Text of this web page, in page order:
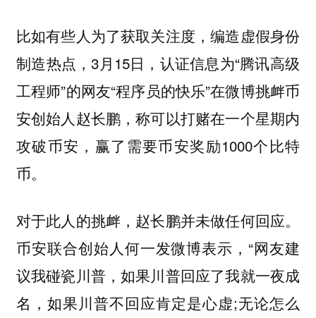
比如有些人为了获取关注度，编造虚假身份
制造热点，3月15日，认证信息为“腾讯高级
工程师”的网友“程序员的快乐”在微博挑衅币
安创始人赵长鹏，称可以打赌在一个星期内
攻破币安，赢了需要币安奖励1000个比特
币。
对于此人的挑衅，赵长鹏并未做任何回应。
币安联合创始人何一发微博表示，“网友建
议我碰瓷川普，如果川普回应了我就一夜成
名，如果川普不回应肯定是心虚;无论怎么